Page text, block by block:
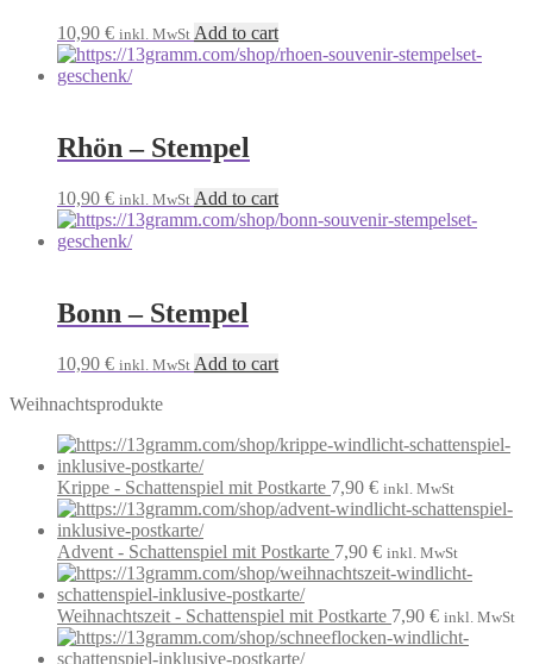
10,90 € inkl. MwSt Add to cart
Rhön – Stempel
10,90 € inkl. MwSt Add to cart
Bonn – Stempel
10,90 € inkl. MwSt Add to cart
Weihnachtsprodukte
Krippe - Schattenspiel mit Postkarte 7,90 € inkl. MwSt
Advent - Schattenspiel mit Postkarte 7,90 € inkl. MwSt
Weihnachtszeit - Schattenspiel mit Postkarte 7,90 € inkl. MwSt